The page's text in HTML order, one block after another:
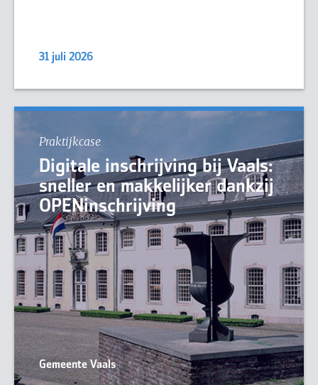
31 juli 2026
Praktijkcase
Digitale inschrijving bij Vaals:
sneller en makkelijker dankzij
OPENinschrijving
Gemeente Vaals